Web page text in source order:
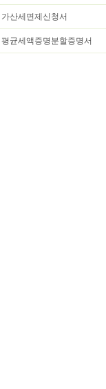
가산세면제신청서
평균세액증명분할증명서